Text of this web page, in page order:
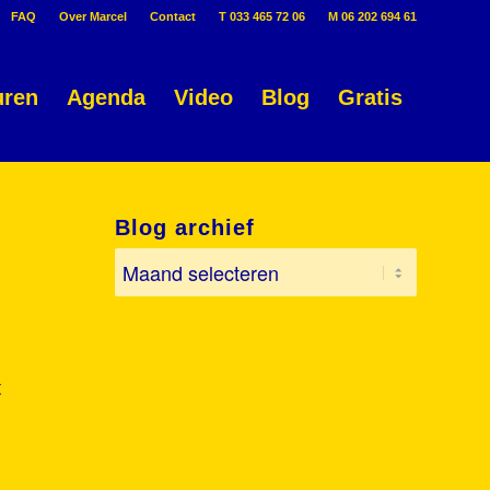
FAQ Over Marcel Contact T 033 465 72 06 M 06 202 694 61
Agenda Video Blog Gratis
Blog archief